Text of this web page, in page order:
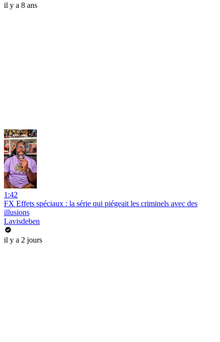
il y a 8 ans
1:42
FX Effets spéciaux : la série qui piégeait les criminels avec des
illusions
Lavisdeben
il y a 2 jours